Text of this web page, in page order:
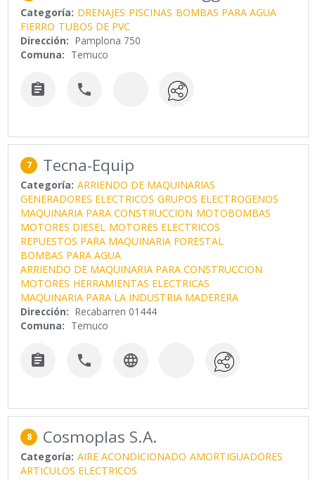
Categoría: DRENAJES PISCINAS BOMBAS PARA AGUA
FIERRO TUBOS DE PVC
Dirección: Pamplona 750
Comuna: Temuco
 
7 Tecna-Equip
Categoría: ARRIENDO DE MAQUINARIAS
GENERADORES ELECTRICOS GRUPOS ELECTROGENOS
MAQUINARIA PARA CONSTRUCCION MOTOBOMBAS
MOTORES DIESEL MOTORES ELECTRICOS
REPUESTOS PARA MAQUINARIA FORESTAL
BOMBAS PARA AGUA
ARRIENDO DE MAQUINARIA PARA CONSTRUCCION
MOTORES HERRAMIENTAS ELECTRICAS
MAQUINARIA PARA LA INDUSTRIA MADERERA
Dirección: Recabarren 01444
Comuna: Temuco
  
8 Cosmoplas S.A.
Categoría: AIRE ACONDICIONADO AMORTIGUADORES
ARTICULOS ELECTRICOS